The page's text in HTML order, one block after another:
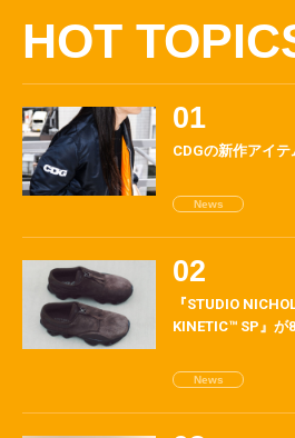
HOT
CDGの新作アイ
News
『STUDIO
KINETIC™ SP』が
News